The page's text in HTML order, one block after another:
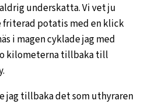
underskatta. Vi vet ju
friterad potatis med en klick
i magen cyklade jag med
kilometerna tillbaka till
jag tillbaka det som uthyraren